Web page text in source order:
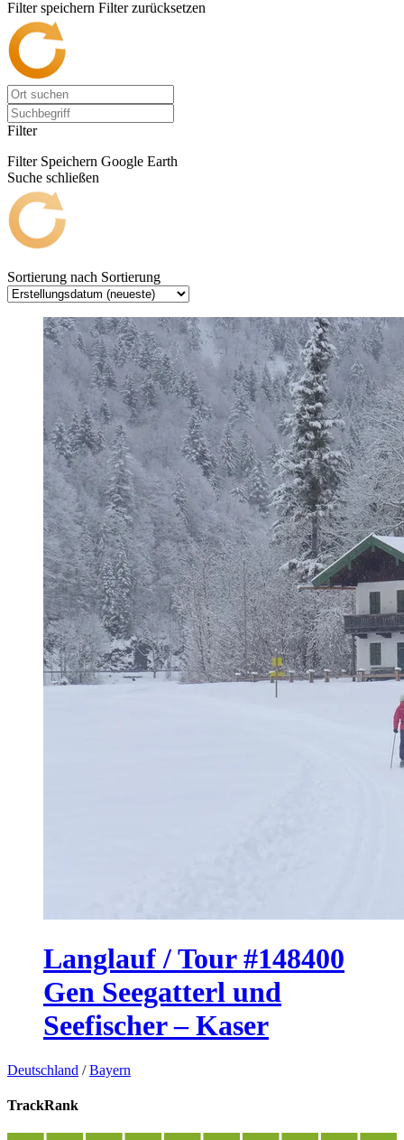
Filter speichern Filter zurücksetzen
Filter
Filter Speichern Google Earth
Suche schließen
Sortierung nach Sortierung
Langlauf / Tour #148400
Gen Seegatterl und
Seefischer – Kaser
Deutschland /Bayern
TrackRank